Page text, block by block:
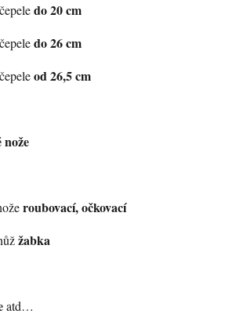
do 20 cm
do 26 cm
od 26,5 cm
roubovací, očkovací
žabka
atd…